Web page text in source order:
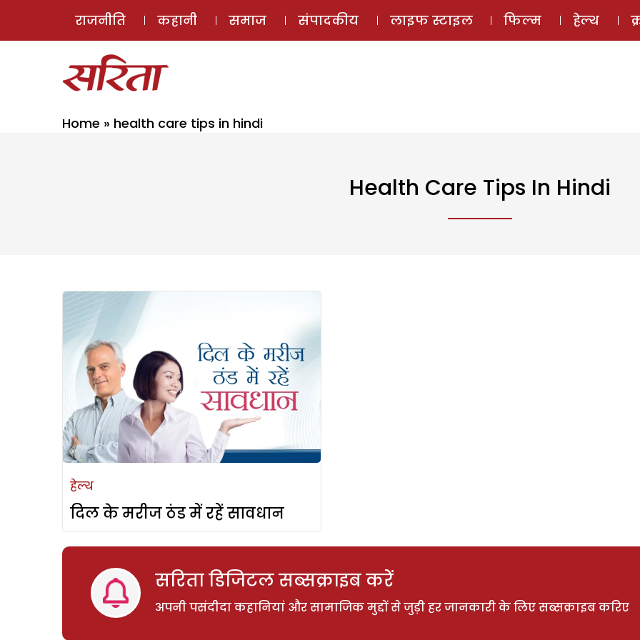
ई-मैगज़ीन
राजनीति कहानी समाज संपादकीय लाइफ स्टाइल फिल्म हेल्थ
Home » health care tips in hindi
Health Care Tips In Hindi
हेल्थ
दिल के मरीज ठंड में रहें सावधान
सरिता डिजिटल सब्सक्राइब करें
अपनी पसंदीदा कहानियां और सामाजिक मुद्दों से जुड़ी हर जानकारी के लिए सब्सक्राइब करिए